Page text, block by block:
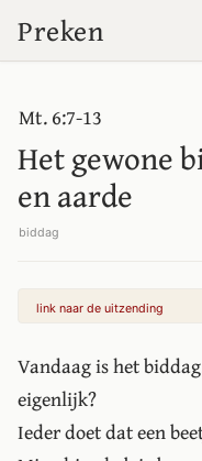
Preken
Mt. 6:7-13
Het gewone
en aarde
biddag
link naar de uitzending
Vandaag is het
eigenlijk?
Ieder doet dat een